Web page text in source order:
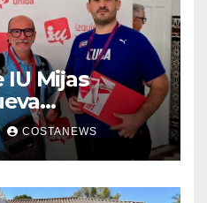
Mijas
provincial y
por la
en el
COSTANEWS